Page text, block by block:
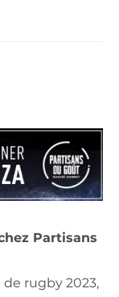
Partisans
de rugby 2023,